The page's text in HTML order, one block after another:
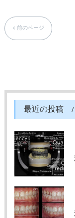
< 前のページ
最近の投稿